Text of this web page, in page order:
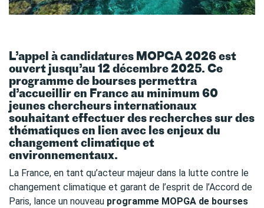
L’appel à candidatures MOPGA 2026 est
ouvert jusqu’au 12 décembre 2025. Ce
programme de bourses permettra
d’accueillir en France au minimum 60
jeunes chercheurs internationaux
souhaitant effectuer des recherches sur des
thématiques en lien avec les enjeux du
changement climatique et
environnementaux.
La France, en tant qu’acteur majeur dans la lutte contre le
changement climatique et garant de l’esprit de l’Accord de
Paris, lance un nouveau programme MOPGA de bourses